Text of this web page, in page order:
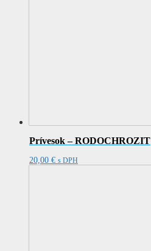
Prívesok – RODOCHROZIT
20,00 € s DPH